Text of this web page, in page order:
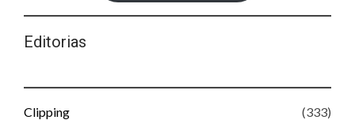
Editorias
Clipping (333)